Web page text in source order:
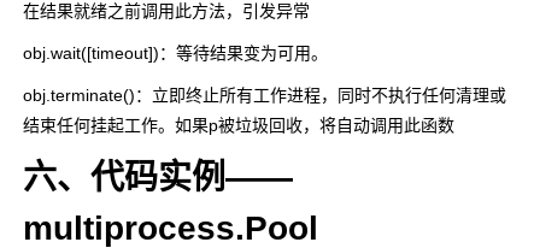
在结果就绪之前调用此方法，引发异常
obj.wait([timeout])：等待结果变为可用。
obj.terminate()：立即终止所有工作进程，同时不执行任何清理或
结束任何挂起工作。如果p被垃圾回收，将自动调用此函数
六、代码实例——
multiprocess.Pool